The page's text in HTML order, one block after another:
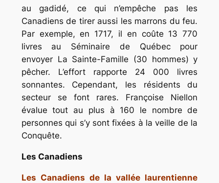
au gadidé, ce qui n’empêche pas les
Canadiens de tirer aussi les marrons du feu.
Par exemple, en 1717, il en coûte 13 770
livres au Séminaire de Québec pour
envoyer La Sainte-Famille (30 hommes) y
pêcher. L’effort rapporte 24 000 livres
sonnantes. Cependant, les résidents du
secteur se font rares. Françoise Niellon
évalue tout au plus à 160 le nombre de
personnes qui s’y sont fixées à la veille de la
Conquête.
Les Canadiens
Les Canadiens de la vallée laurentienne